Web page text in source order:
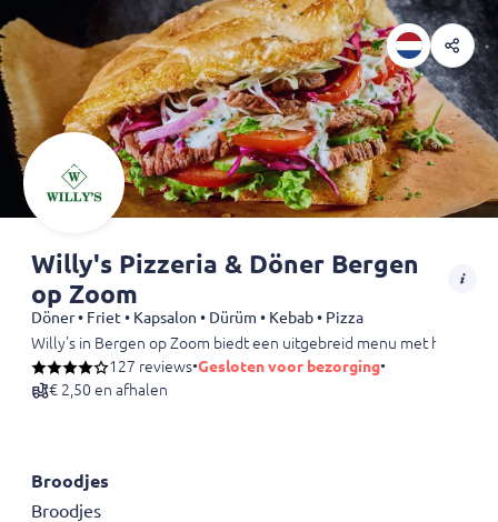
Willy's Pizzeria & Döner Bergen
op Zoom
Döner • Friet • Kapsalon • Dürüm • Kebab • Pizza
Willy's in Bergen op Zoom biedt een uitgebreid menu met heerlijke
127 reviews•Gesloten voor bezorging•
€ 2,50 en afhalen
Broodjes
Broodjes